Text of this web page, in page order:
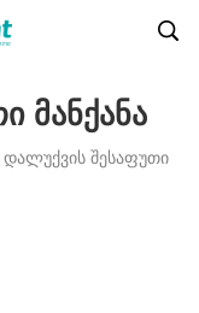
Მანქანა
Დალუქვის Შესაფუთი